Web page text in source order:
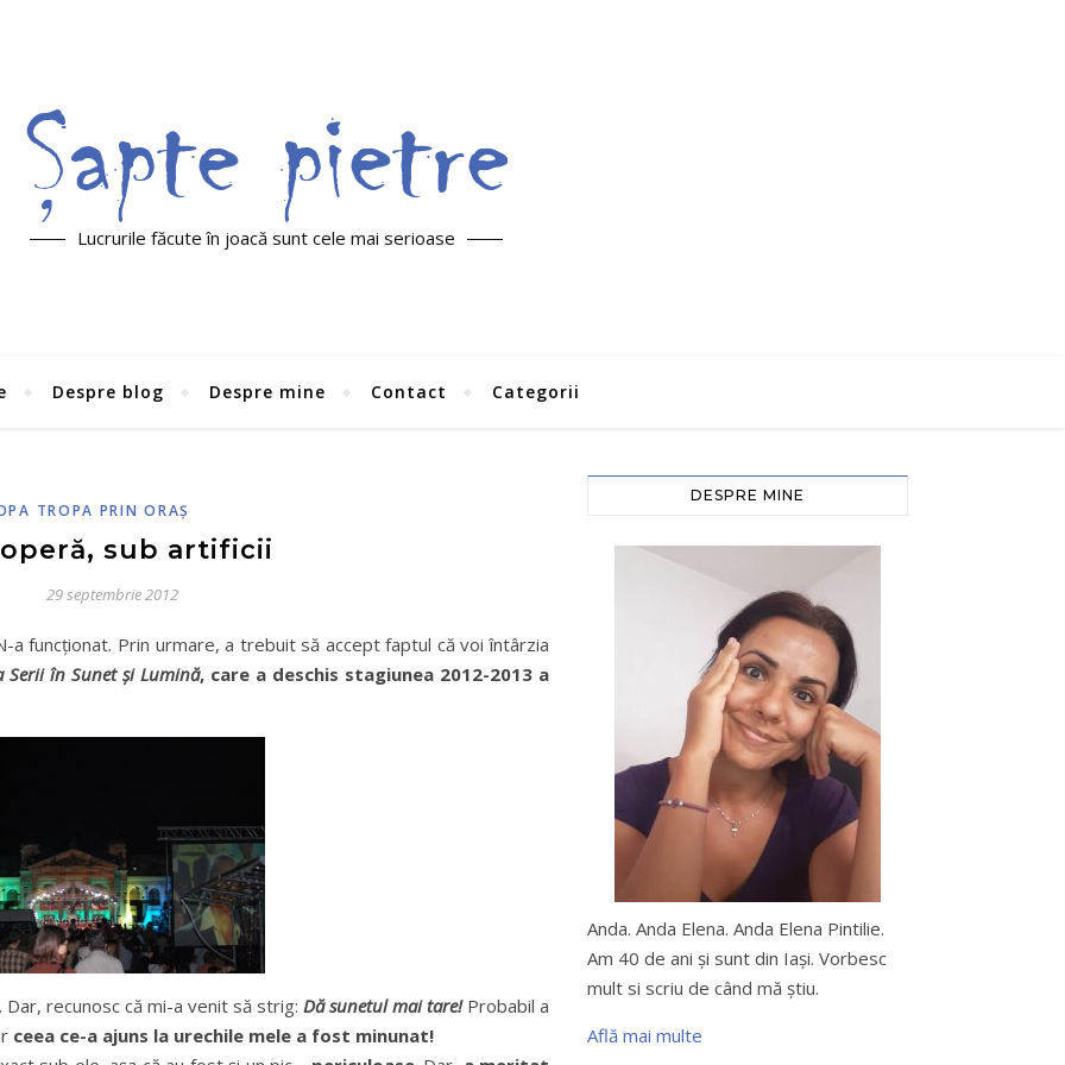
Lucrurile făcute în joacă sunt cele mai serioase
Despre blog Despre mine Contact Categorii
TROPA PRIN ORAŞ
sub artificii
29 septembrie 2012
funcționat. Prin urmare, a trebuit să accept faptul că voi întârzia
Serii în Sunet și Lumină, care a deschis stagiunea 2012-2013 a
recunosc că mi-a venit să strig: Dă sunetul mai tare!Probabil a
ceea ce-a ajuns la urechile mele a fost minunat!
DESPRE MINE
Anda. Anda Elena. Anda Elena Pintilie.
Am 40 de ani şi sunt din Iaşi. Vorbesc
mult si scriu de când mă ştiu.
Află mai multe